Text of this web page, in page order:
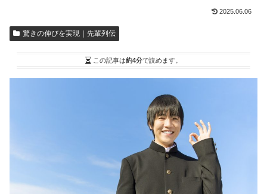
2025.06.06
驚きの伸びを実現｜先輩列伝
この記事は約4分で読めます。